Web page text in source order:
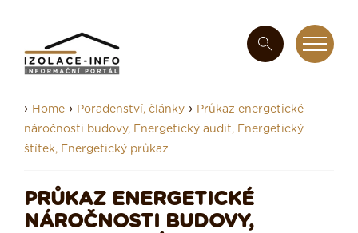
› Home › Poradenství, články › Průkaz energetické
náročnosti budovy, Energetický audit, Energetický
štítek, Energetický průkaz
PRŮKAZ ENERGETICKÉ
NÁROČNOSTI BUDOVY,